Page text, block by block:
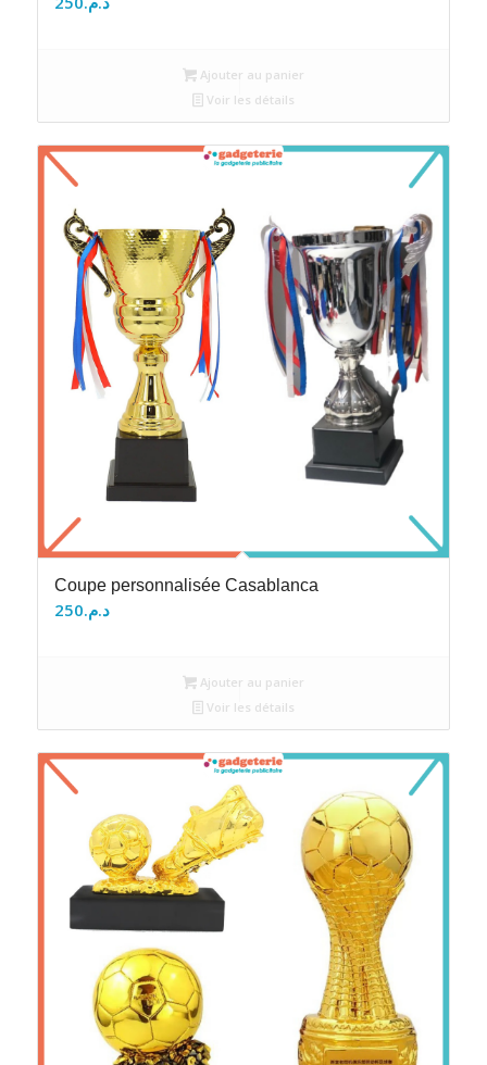
Ajouter au panier
Voir les détails
Coupe personnalisée Casablanca
د.م.250
Ajouter au panier
Voir les détails